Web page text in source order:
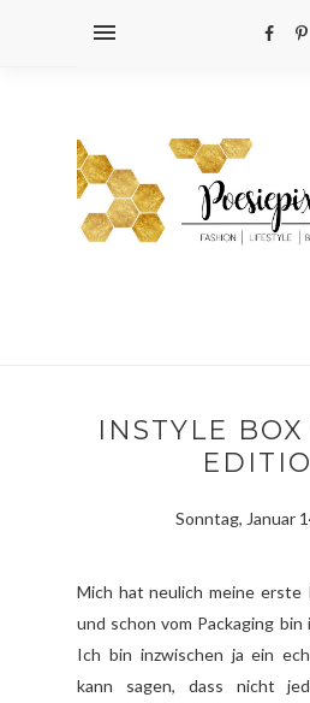
INSTYLE
Sonntag, Januar
Mich hat neulich meine erste
und schon vom Packaging
Ich bin inzwischen ja ein
kann sagen, dass nicht